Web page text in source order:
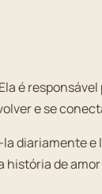
é
e se
diariamente e
história de